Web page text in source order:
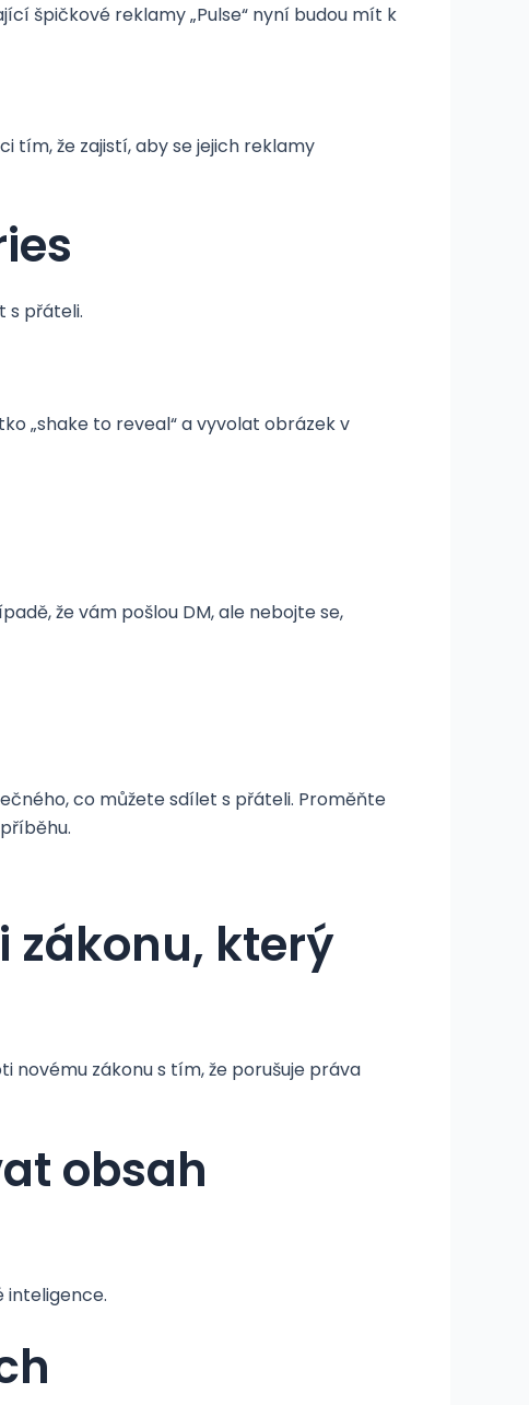
špičkové reklamy „Pulse“ nyní budou mít k
tím, že zajistí, aby se jejich reklamy
s přáteli.
„shake to reveal“ a vyvolat obrázek v
že vám pošlou DM, ale nebojte se,
co můžete sdílet s přáteli. Proměňte
zákonu, který
zákonu s tím, že porušuje práva
obsah
inteligence.